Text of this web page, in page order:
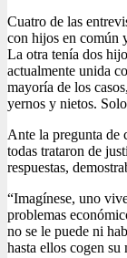
Cuatro de las
con hijos en común
La otra tenía dos
actualmente unida
mayoría de los
yernos y nietos.
Ante la pregunta de
todas trataron de
respuestas,
“Imagínese, uno
problemas
no se le puede ni
hasta ellos cogen su